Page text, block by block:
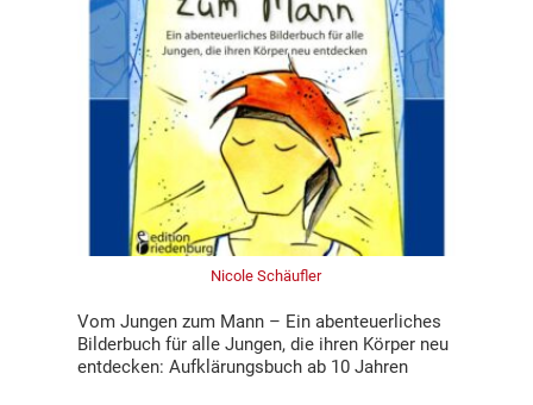
Nicole Schäufler
Vom Jungen zum Mann – Ein abenteuerliches
Bilderbuch für alle Jungen, die ihren Körper neu
entdecken: Aufklärungsbuch ab 10 Jahren